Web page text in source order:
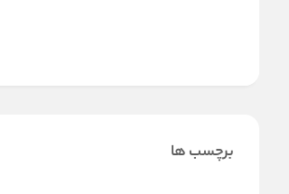
برچسب ها